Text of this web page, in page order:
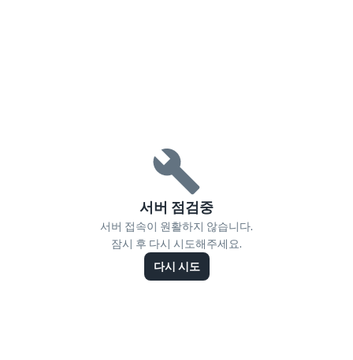
서버 점검중
서버 접속이 원활하지 않습니다.
잠시 후 다시 시도해주세요.
다시 시도